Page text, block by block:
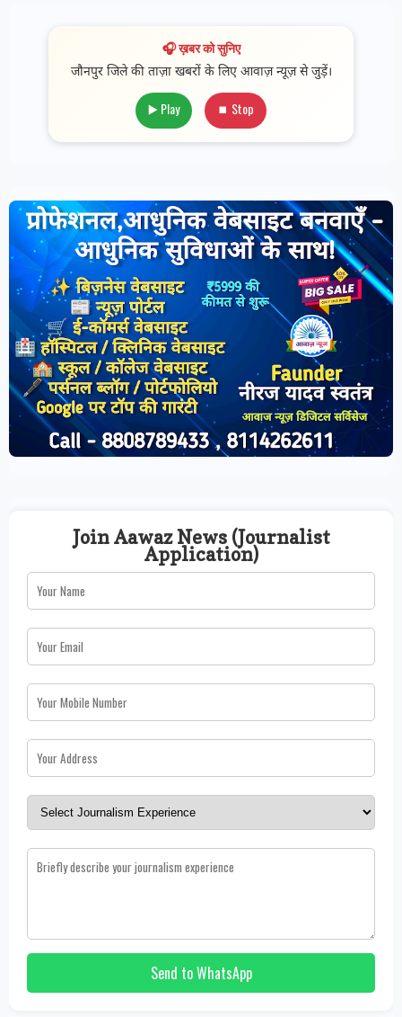
🎧 ख़बर को सुनिए
जौनपुर जिले की ताज़ा खबरों के लिए आवाज़ न्यूज़ से जुड़ें।
▶️ Play ⏹ Stop
Join Aawaz News (Journalist
Application)
Send to WhatsApp